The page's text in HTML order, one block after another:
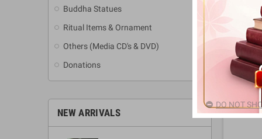
Buddha Statues
Ritual Items & Ornament
Others (Media CD's & DVD)
Donations
NEW ARRIVALS
DO NOT